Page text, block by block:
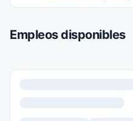
Empleos disponibles